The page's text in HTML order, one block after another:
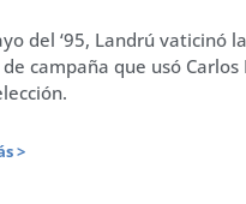
del ‘95, Landrú vaticinó
campaña que usó
>